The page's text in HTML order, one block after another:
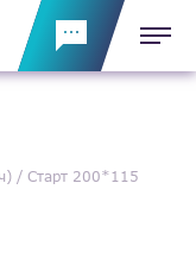
Старт 200*115